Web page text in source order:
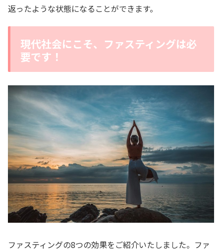
返ったような状態になることができます。
現代社会にこそ、ファスティングは必
要です！
ファスティングの8つの効果をご紹介いたしました。ファ